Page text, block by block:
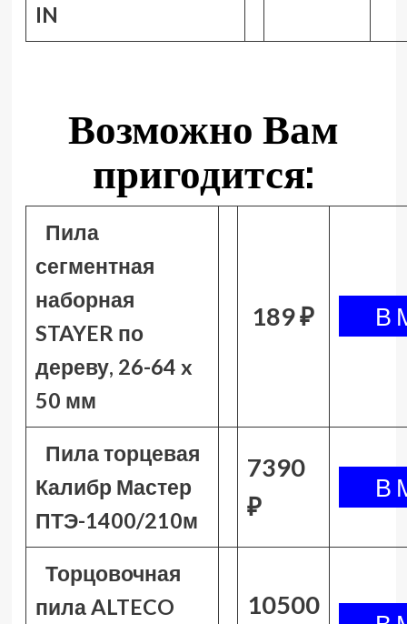
IN
Возможно Вам
пригодится:
Пила
сегментная
наборная
STAYER по
дереву, 26-64 x
50 мм
189 ₽
Пила торцевая
Калибр Мастер
ПТЭ-1400/210м
7390
₽
Торцовочная
пила ALTECO
10500